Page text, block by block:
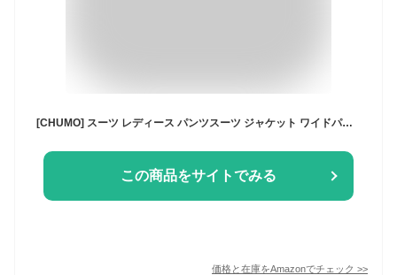
[CHUMO] スーツ レディース パンツスーツ ジャケット ワイドパンツ セットアップ フォーマルスーツ チェック柄 長袖 おしゃれ 着痩せ きれいめ フォーマル 暖かい 気質 通勤 オフィス 入学式 入園式 卒業式 卒園式 秋 冬 (カーキ,M,M)
この商品をサイトでみる
価格と在庫をAmazonでチェック >>